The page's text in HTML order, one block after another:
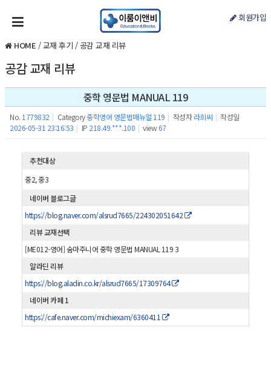
회원가입
HOME /교재 후기 /공감 교재 리뷰
공감 교재 리뷰
중학 영문법 MANUAL 119
No. 1779832 | Category중학영어 영문법매뉴얼 119 | 작성자 라희씨 | 작성일
2026-05-31 23:16:53 | IP 218.49.***.100 | view67
추천대상
중2, 중3
네이버 블로그글
https://blog.naver.com/alsrud7665/224302051642
리뷰 교재선택
[ME012-영어] 숨마주니어 중학 영문법 MANUAL 119 3
알라딘 리뷰
https://blog.aladin.co.kr/alsrud7665/17309764
네이버 카페 1
https://cafe.naver.com/michiexam/6360411